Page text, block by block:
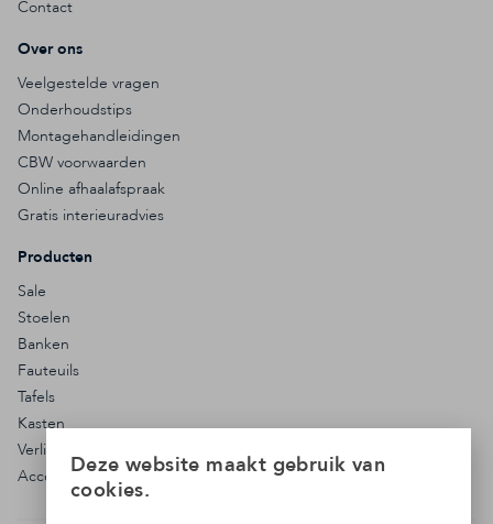
Contact
Over ons
Veelgestelde vragen
Onderhoudstips
Montagehandleidingen
CBW voorwaarden
Online afhaalafspraak
Gratis interieuradvies
Producten
Sale
Stoelen
Banken
Fauteuils
Tafels
Kasten
Verlichting
AccessoiresDeze website maakt gebruik van
cookies.